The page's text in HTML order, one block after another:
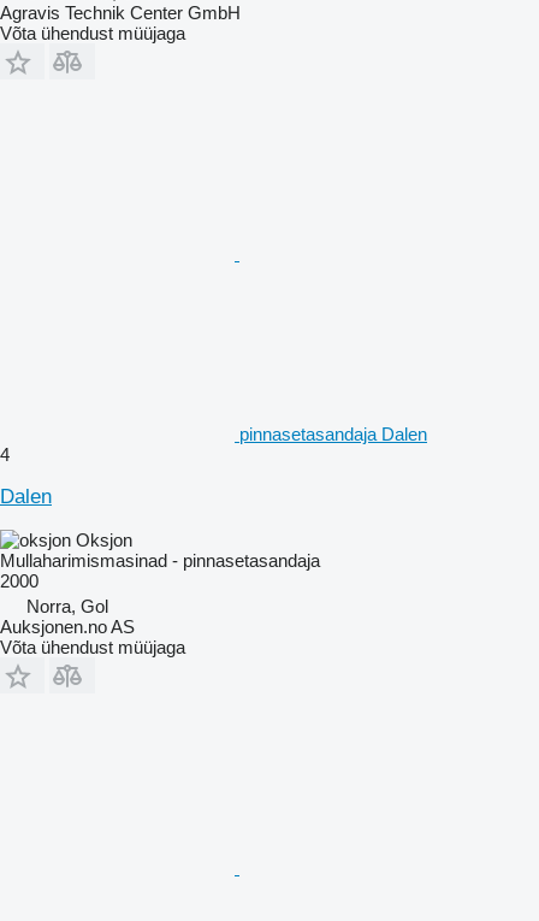
Agravis Technik Center GmbH
Võta ühendust müüjaga
pinnasetasandaja Dalen
4
Dalen
Oksjon
Mullaharimismasinad - pinnasetasandaja
2000
Norra, Gol
Auksjonen.no AS
Võta ühendust müüjaga